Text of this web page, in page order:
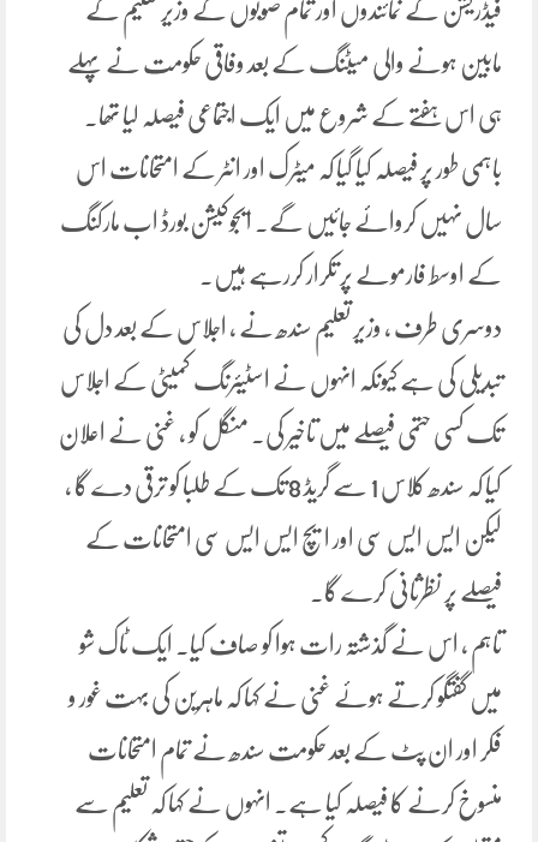
فیڈریشن کے نمائندوں اور تمام صوبوں کے وزیر تعلیم کے
مابین ہونے والی میٹنگ کے بعد وفاقی حکومت نے پہلے
ہی اس ہفتے کے شروع میں ایک اجتماعی فیصلہ لیا تھا۔
باہمی طور پر فیصلہ کیا گیا کہ میٹرک اور انٹر کے امتحانات اس
سال نہیں کروائے جائیں گے۔ ایجوکیشن بورڈ اب مارکنگ
کے اوسط فارمولے پر تکرار کررہے ہیں۔
دوسری طرف ، وزیر تعلیم سندھ نے ، اجلاس کے بعد دل کی
تبدیلی کی ہے کیونکہ انہوں نے اسٹیئرنگ کمیٹی کے اجلاس
تک کسی حتمی فیصلے میں تاخیر کی۔ منگل کو ، غنی نے اعلان
کیا کہ سندھ کلاس 1 سے گریڈ 8 تک کے طلبا کو ترقی دے گا ،
لیکن ایس ایس سی اور ایچ ایس ایس سی امتحانات کے
فیصلے پر نظرثانی کرے گا۔
تاہم ، اس نے گذشتہ رات ہوا کو صاف کیا۔ ایک ٹاک شو
میں گفتگو کرتے ہوئے غنی نے کہا کہ ماہرین کی بہت غور و
فکر اور ان پٹ کے بعد حکومت سندھ نے تمام امتحانات
منسوخ کرنے کا فیصلہ کیا ہے۔ انہوں نے کہا کہ تعلیم سے